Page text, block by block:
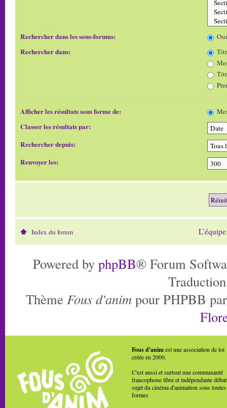
Rechercher dans les sous-forums: Oui
Rechercher dans:
Afficher les résultats sous forme de:
Classer les résultats par:
Rechercher depuis:
Renvoyer les:
Index du forum
Powered by phpBB® Forum
Thème Fous d'anim pour PHPBB
Fous d'animest une association de loi
créée en 2000.
C'est aussi et surtout une communauté
francophone libre et indépendante
sujet du cinéma d'animation sous toutes
formes